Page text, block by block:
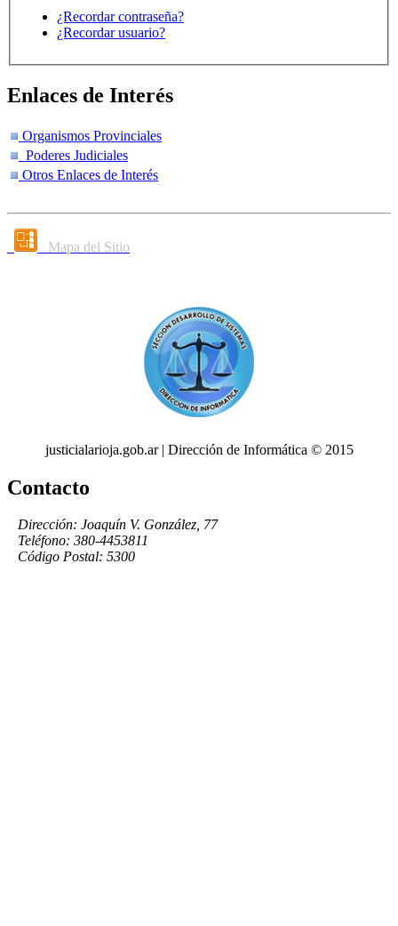
¿Recordar contraseña?
¿Recordar usuario?
Enlaces de Interés
Organismos Provinciales
Poderes Judiciales
Otros Enlaces de Interés
Mapa del Sitio
justicialarioja.gob.ar | Dirección de Informática © 2015
Contacto
Dirección: Joaquín V. González, 77
Teléfono: 380-4453811
Código Postal: 5300